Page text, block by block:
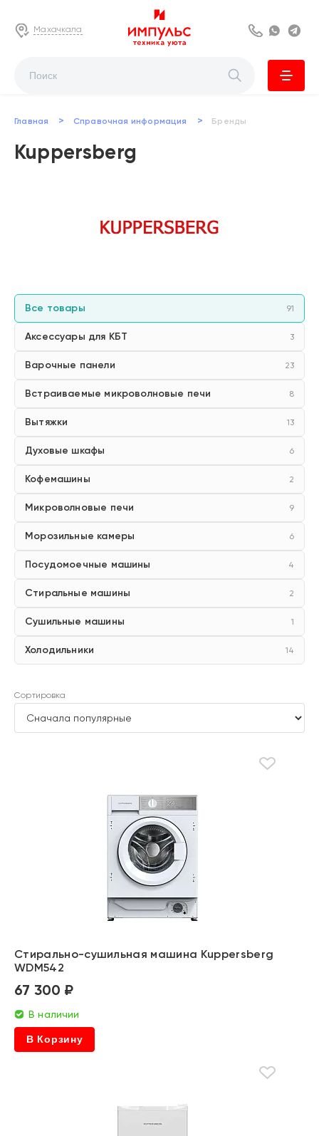
Махачкала 8 800 222 63
Главная > Справочная информация > Бренды
Kuppersberg
Все товары 91
Аксессуары для КБТ 3
Варочные панели 23
Встраиваемые микроволновые печи 8
Вытяжки 13
Духовые шкафы 6
Кофемашины 2
Микроволновые печи 9
Морозильные камеры 6
Посудомоечные машины 4
Стиральные машины 2
Сушильные машины 1
Холодильники 14
Сортировка
Стирально-сушильная машина Kuppersberg
WDM542
67 300 ₽
В наличии
В Корзину